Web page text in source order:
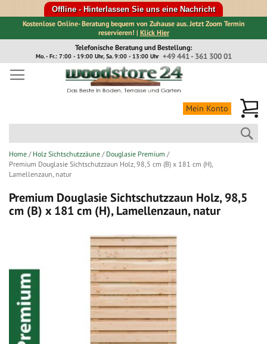
Offline - Hinterlassen Sie uns eine Nachricht
Kostenlose Online- Beratung bequem von Zuhause aus. Jetzt Zoom Termin
reservieren! | Klick Hier
Inhalt
Telefonische Beratung und Bestellung:
+49 441 - 361 300 01
Mo. - Fr.: 7:00 - 19:00 Uhr, Sa. 9:00 - 13:00 Uhr
Mein Konto
Home Holz Sichtschutzzäune
Douglasie Premium
Premium Douglasie Sichtschutzzaun Holz, 98,5 cm (B) x 181 cm (H),
Lamellenzaun, natur
Premium Douglasie Sichtschutzzaun Holz, 98,5
cm (B) x 181 cm (H), Lamellenzaun, natur
Bildergalerie
springen